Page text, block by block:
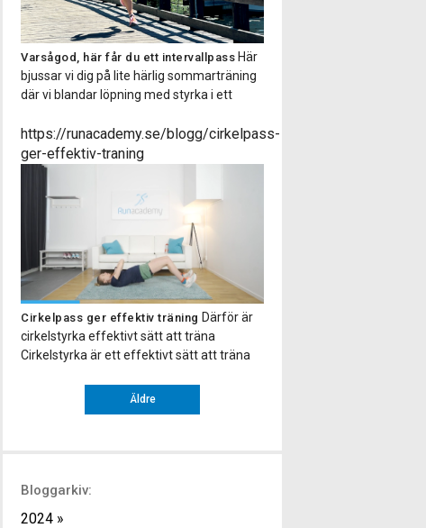
Varsågod, här får du ett intervallpass Här
bjussar vi dig på lite härlig sommarträning
där vi blandar löpning med styrka i ett
i ett par hörlurar så får du alla instruktioner
via en smidig ljudfil. Hoppas du tar tillfället i
akt och testar på ett intervallpass med oss.
https://runacademy.se/blogg/cirkelpass-
ger-effektiv-traning
Cirkelpass ger effektiv träning Därför är
cirkelstyrka effektivt sätt att träna
Cirkelstyrka är ett effektivt sätt att träna
gör ett antal övningar efter varandra eller
med kort vila mellan varje övning. Fördelen
Äldre
Bloggarkiv:
2024 »